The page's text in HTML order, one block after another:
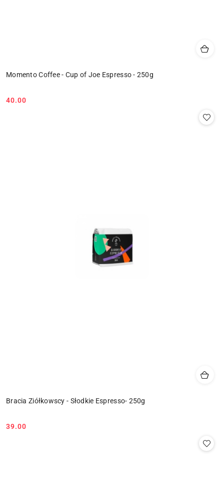
Momento Coffee - Cup of Joe Espresso - 250g
Cena:
40.00
Bracia Ziółkowscy - Słodkie Espresso- 250g
Cena:
39.00